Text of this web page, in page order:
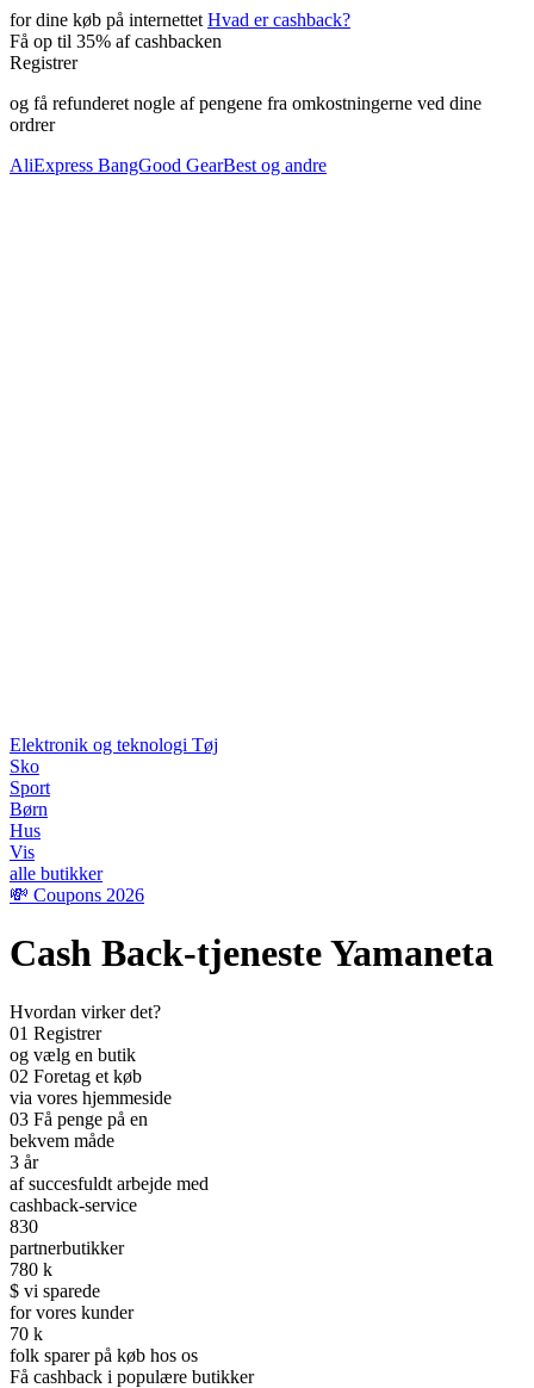
for dine køb på internettet Hvad er cashback?
Få op til 35% af cashbacken
Registrer
og få refunderet nogle af pengene fra omkostningerne ved dine
ordrer
AliExpress BangGood GearBest og andre
Elektronik og teknologi Tøj
Sko
Sport
Børn
Hus
Vis
alle butikker
💸 Coupons 2026
Cash Back-tjeneste Yamaneta
Hvordan virker det?
01 Registrer
og vælg en butik
02 Foretag et køb
via vores hjemmeside
03 Få penge på en
bekvem måde
3 år
af succesfuldt arbejde med
cashback-service
830
partnerbutikker
780 k
$ vi sparede
for vores kunder
70 k
folk sparer på køb hos os
Få cashback i populære butikker